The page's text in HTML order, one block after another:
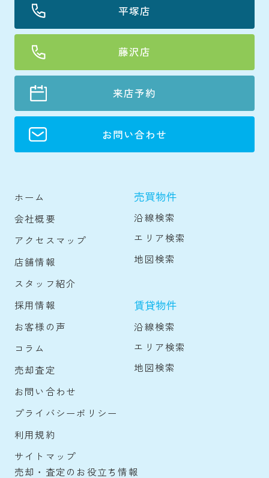
平塚店
藤沢店
来店予約
お問い合わせ
ホーム
会社概要
アクセスマップ
店舗情報
スタッフ紹介
採用情報
お客様の声
コラム
売却査定
お問い合わせ
プライバシーポリシー
利用規約
サイトマップ
売買物件
沿線検索
エリア検索
地図検索
賃貸物件
沿線検索
エリア検索
地図検索
売却・査定のお役立ち情報